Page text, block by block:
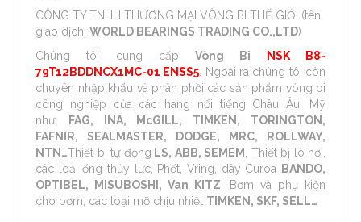
CÔNG TY TNHH THƯƠNG MẠI VÒNG BI THẾ GIỚI (tên
giao dịch: WORLD BEARINGS TRADING CO.,LTD)
Chúng tôi cung cấpVòng Bi
NSK B8-
79T12BDDNCX1MC-01 ENSS5 . Ngoài ra chúng tôi còn
chuyên nhập khẩu và phân phồi các sản phẩm vòng bi
công nghiệp của các hang nổi tiếng Châu Âu, Mỹ
như:
FAG, INA, McGILL, TIMKEN, TORINGTON,
FAFNIR, SEALMASTER, DODGE, MRC, ROLLWAY,
NTN…Thiết bị tự động LS, ABB, SEMEM
, Thiết bị lò hơi,
các loại ống thủy lực, Phốt, Vring, dây Curoa
BANDO,
OPTIBEL, MISUBOSHI, Van KITZ , Bơm và phụ kiện
cho bơm, các loại mỡ chịu nhiệt TIMKEN, SKF, SELL…